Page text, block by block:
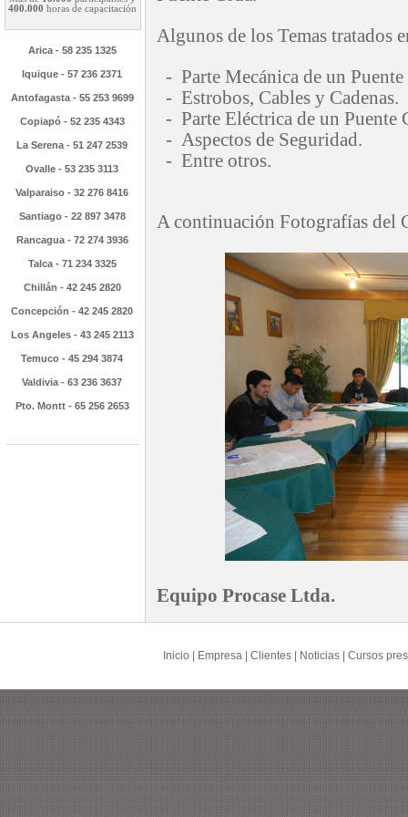
400.000 horas de capacitación
Arica - 58 235 1325
Iquique - 57 236 2371
Antofagasta - 55 253 9699
Copiapó - 52 235 4343
La Serena - 51 247 2539
Ovalle - 53 235 3113
Valparaiso - 32 276 8416
Santiago - 22 897 3478
Rancagua - 72 274 3936
Talca - 71 234 3325
Chillán - 42 245 2820
Concepción - 42 245 2820
Los Angeles - 43 245 2113
Temuco - 45 294 3874
Valdivia - 63 236 3637
Pto. Montt - 65 256 2653
Algunos de los Temas tratados
- Parte Mecánica de un Puente
- Estrobos, Cables y Cadenas.
- Parte Eléctrica de un Puente
- Aspectos de Seguridad.
- Entre otros.
A continuación Fotografías del
Equipo Procase Ltda.
Inicio Empresa Clientes Noticias Cursos